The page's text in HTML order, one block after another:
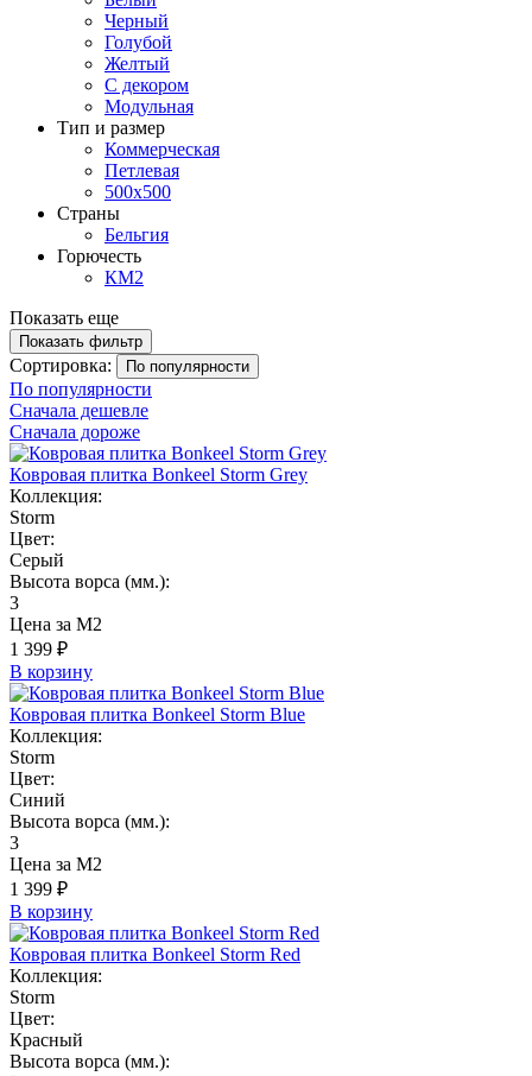
Черный
Голубой
Желтый
С декором
Модульная
Тип и размер
Коммерческая
Петлевая
500х500
Страны
Бельгия
Горючесть
КМ2
Показать еще
Показать фильтр
Сортировка: По популярности
По популярности
Сначала дешевле
Сначала дороже
Ковровая плитка Bonkeel Storm Grey
Коллекция:
Storm
Цвет:
Серый
Высота ворса (мм.):
3
Цена за М2
1 399 ₽
В корзину
Ковровая плитка Bonkeel Storm Blue
Коллекция:
Storm
Цвет:
Синий
Высота ворса (мм.):
3
Цена за М2
1 399 ₽
В корзину
Ковровая плитка Bonkeel Storm Red
Коллекция:
Storm
Цвет:
Красный
Высота ворса (мм.):